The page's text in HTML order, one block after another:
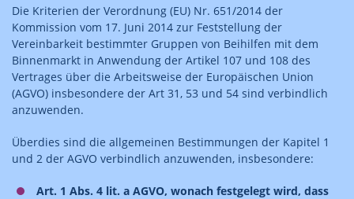
Die Kriterien der Verordnung (EU) Nr. 651/2014 der
Kommission vom 17. Juni 2014 zur Feststellung der
Vereinbarkeit bestimmter Gruppen von Beihilfen mit dem
Binnenmarkt in Anwendung der Artikel 107 und 108 des
Vertrages über die Arbeitsweise der Europäischen Union
(AGVO) insbesondere der Art 31, 53 und 54 sind verbindlich
anzuwenden.
Überdies sind die allgemeinen Bestimmungen der Kapitel 1
und 2 der AGVO verbindlich anzuwenden, insbesondere:
Art. 1 Abs. 4 lit. a AGVO, wonach festgelegt wird, dass